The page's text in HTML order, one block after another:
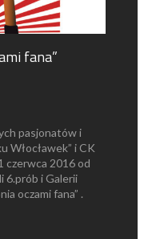
fana”
pasjonatów i
Włocławek” i CK
czerwca 2016 od
6.prób i Galerii
oczami fana” .